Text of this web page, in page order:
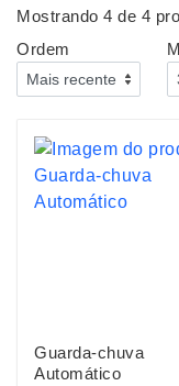
Mostrando 4 de 4
Ordem
Guarda-chuva
Automático